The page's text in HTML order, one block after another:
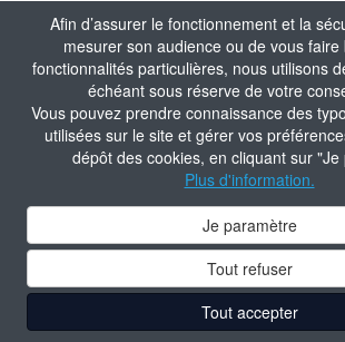
Afin d’assurer le fonctionnement et la
mesurer son audience ou de vous
fonctionnalités particulières, nous utilisons
échéant sous réserve de votre
Vous pouvez prendre connaissance des
utilisées sur le site et gérer vos
dépôt des cookies, en cliquant sur "Je
Plus d'information.
Je paramètre
Tout refuser
Tout accepter